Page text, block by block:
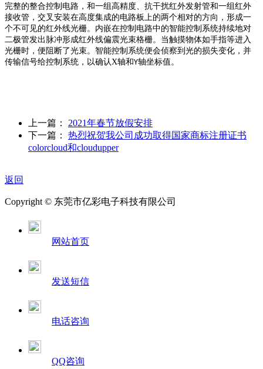
完整的整合控制电路，和一组高精度、抗干扰红外发射管和一组红外
接收管，交叉安装在高度集成的电路板上的两个相对的方向，形成一
个不可见的红外线光栅。内嵌在控制电路中的智能控制系统持续地对
二极管发出脉冲形成红外线偏震光束格栅。当触摸物体如手指等进入
光栅时，便阻断了光束。智能控制系统便会侦察到光的损失变化，并
传输信号给控制系统，以确认X轴和Y轴坐标值。
上一篇： 2021年春节放假安排
下一篇： 热烈祝贺我公司成功取得国家商标注册证书
colorcloud和cloudupper
返回
Copyright © 东莞市亿彩电子科技有限公司
网站首页
发送短信
电话咨询
QQ咨询